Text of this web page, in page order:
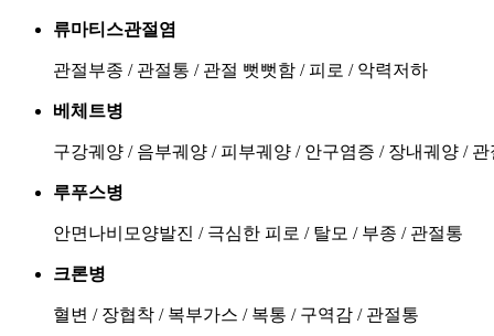
류마티스관절염
관절부종 / 관절통 / 관절 뻣뻣함 / 피로 / 악력저하
베체트병
구강궤양 / 음부궤양 / 피부궤양 / 안구염증 / 장내궤양 / 관
루푸스병
안면나비모양발진 / 극심한 피로 / 탈모 / 부종 / 관절통
크론병
혈변 / 장협착 / 복부가스 / 복통 / 구역감 / 관절통